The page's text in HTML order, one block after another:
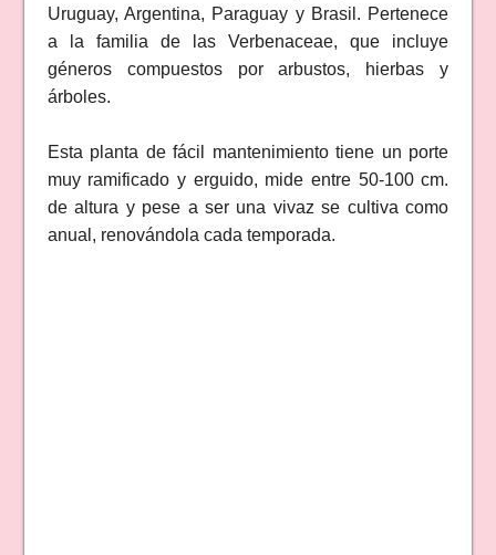
Uruguay, Argentina, Paraguay y Brasil. Pertenece
a la familia de las Verbenaceae, que incluye
géneros compuestos por arbustos, hierbas y
árboles.
Esta planta de fácil mantenimiento tiene un porte
muy ramificado y erguido, mide entre 50-100 cm.
de altura y pese a ser una vivaz se cultiva como
anual, renovándola cada temporada.